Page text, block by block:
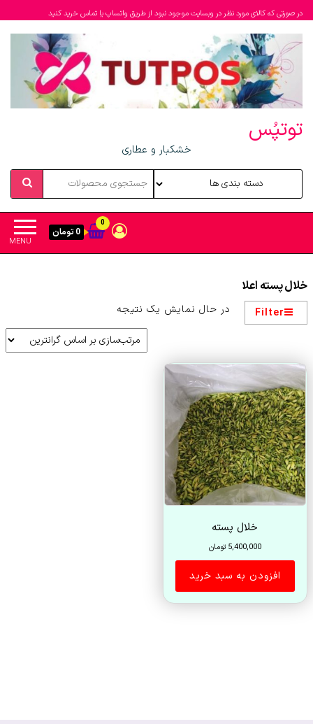
در صورتی که کالای مورد نظر در وبسایت موجود نبود از طریق واتساپ یا تماس خرید کنید
توتپُس
خشکبار و عطاری
MENU
0
0 تومان
خلال پسته اعلا
Filter در حال نمایش یک نتیجه
خلال پسته
5,400,000 تومان
افزودن به سبد خرید